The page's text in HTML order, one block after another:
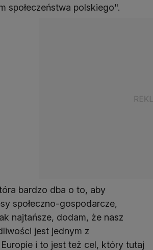
społeczeństwa polskiego".
bardzo dba o to, aby
społeczno-gospodarcze,
najtańsze, dodam, że nasz
jest jednym z
i to jest też cel, który tutaj